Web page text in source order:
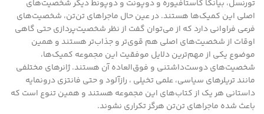
تورنسل، بیانکا کاستافیوره و دوپونت و دوپونط دیگر شخصیت‌های
اصلی این کمیک‌ها هستند. در عین حال ماجراهای تن‌تن، شخصیت‌های
فرعی فراوانی دارد که از می‌توان گفت از نظر شخصیت‌پردازی حتی گاهی
اوقات از شخصیت‌های اصلی هم قوی‌تر و جذاب‌تر هستند و همین
موضوع یکی از مهم‌ترین دلایل موفقیت این مجموعه کمیک‌ها،
شخصیت‌های دوست‌داشتنی و فوق‌العاده آن هستند. ژانرهای مختلفی
مانند تریلرهای سیاسی،‌ علمی تخیلی ، رازآلود و حتی فانتزی درونمایه
داستانی هر یک از کتاب‌های این مجموعه هستند و همین تنوع است که
باعث شده ماجراهای تن‌تن هرگز تکراری نشوند.